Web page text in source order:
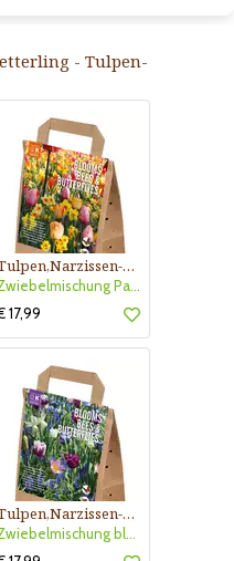
- Tulpen-
Tulpen,Narzissen-Mischung
Zwiebelmischung Pastel Schmetterling
17,99
Tulpen,Narzissen-Mischung
Zwiebelmischung blau Schmetterling